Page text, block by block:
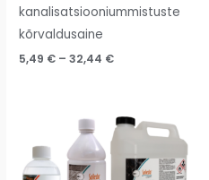
kanalisatsiooniummistuste
kõrvaldusaine
5,49 € – 32,44 €
range:
20,31 €
148,17 €